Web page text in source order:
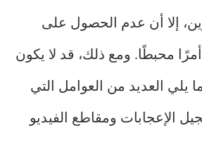
إلا أن عدم الحصول على
محبطًا. ومع ذلك، قد لا يكون
يلي العديد من العوامل التي
الإعجابات ومقاطع الفيديو